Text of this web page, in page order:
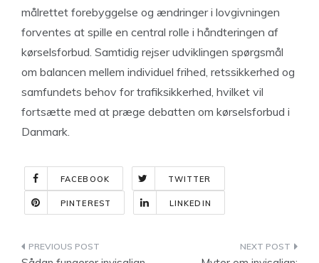
målrettet forebyggelse og ændringer i lovgivningen
forventes at spille en central rolle i håndteringen af
kørselsforbud. Samtidig rejser udviklingen spørgsmål
om balancen mellem individuel frihed, retssikkerhed og
samfundets behov for trafiksikkerhed, hvilket vil
fortsætte med at præge debatten om kørselsforbud i
Danmark.
FACEBOOK TWITTER
PINTEREST LINKEDIN
Indlægsnavigation